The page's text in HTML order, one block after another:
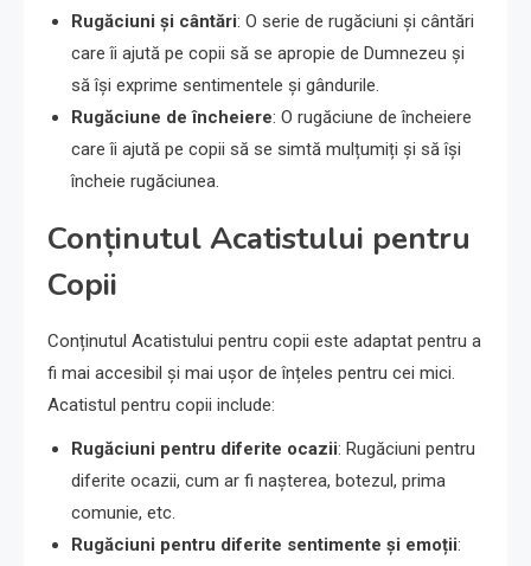
Rugăciuni și cântări: O serie de rugăciuni și cântări
care îi ajută pe copii să se apropie de Dumnezeu și
să își exprime sentimentele și gândurile.
Rugăciune de încheiere: O rugăciune de încheiere
care îi ajută pe copii să se simtă mulțumiți și să își
încheie rugăciunea.
Conținutul Acatistului pentru
Copii
Conținutul Acatistului pentru copii este adaptat pentru a
fi mai accesibil și mai ușor de înțeles pentru cei mici.
Acatistul pentru copii include:
Rugăciuni pentru diferite ocazii: Rugăciuni pentru
diferite ocazii, cum ar fi nașterea, botezul, prima
comunie, etc.
Rugăciuni pentru diferite sentimente și emoții: